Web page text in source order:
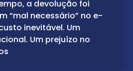
a devolução foi
“mal necessário” no e-
inevitável. Um
Um prejuízo no